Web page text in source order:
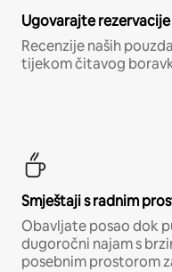
Ugovarajte
Recenzije naših
tijekom čitavog
Smještaji s radnim
Obavljate posao dok
dugoročni najam s
posebnim prostorom